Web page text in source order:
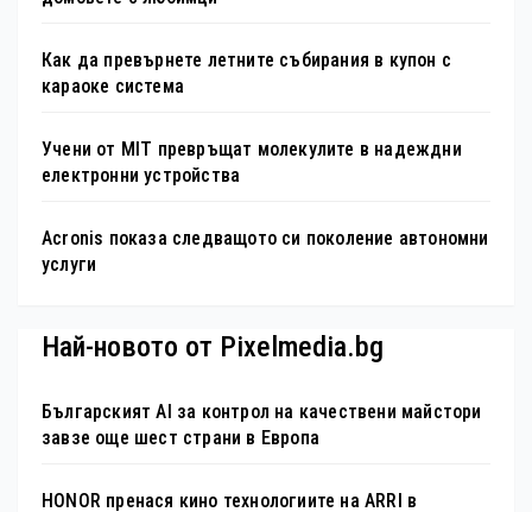
Как да превърнете летните събирания в купон с
караоке система
Учени от MIT превръщат молекулите в надеждни
електронни устройства
Acronis показа следващото си поколение автономни
услуги
Най-новото от Pixelmedia.bg
Българският AI за контрол на качествени майстори
завзе още шест страни в Европа
HONOR пренася кино технологиите на ARRI в